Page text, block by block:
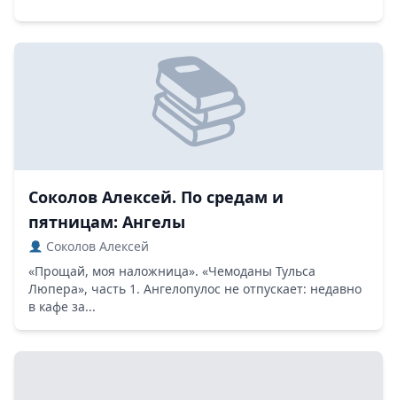
Соколов Алексей. По средам и
пятницам: Ангелы
Соколов Алексей
«Прощай, моя наложница». «Чемоданы Тульса
Люпера», часть 1. Ангелопулос не отпускает: недавно
в кафе за...